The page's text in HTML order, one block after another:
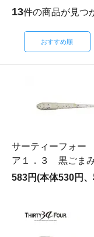
13件の商品が見つ
おすすめ順
サーティーフォー
ア１．３ 黒ごま
583円(本体530円